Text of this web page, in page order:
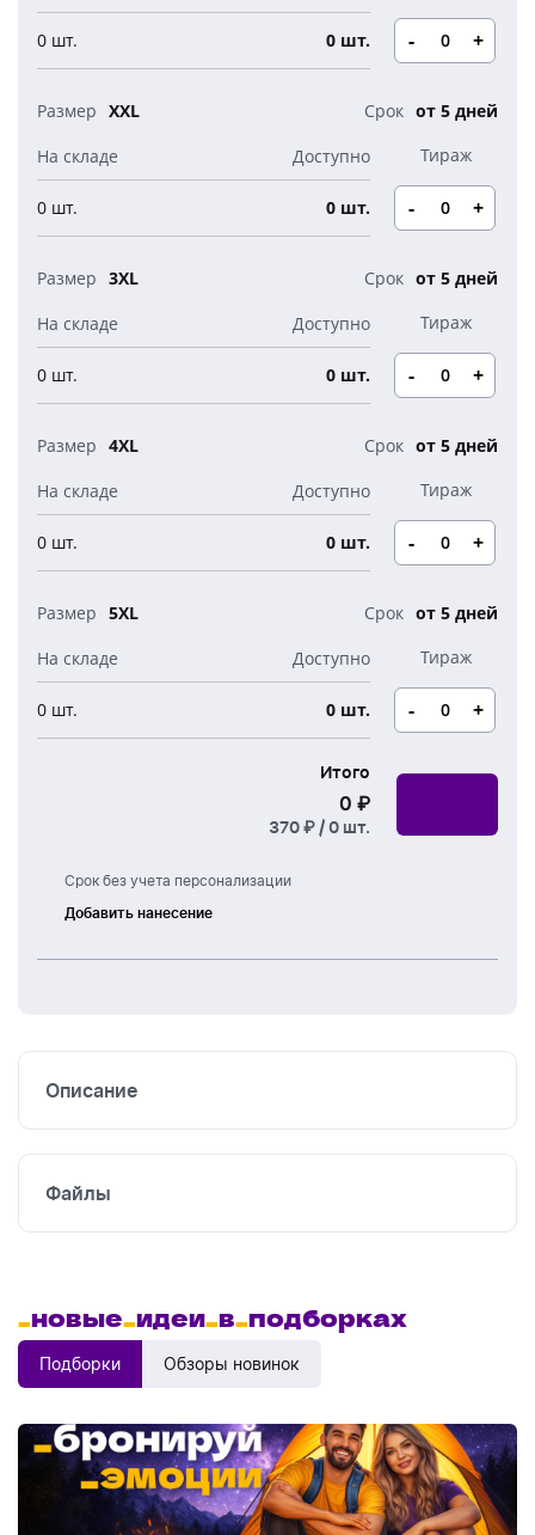
0 шт. 0 шт. - +
XXL от 5 дней
0 шт. 0 шт. - +
3XL от 5 дней
0 шт. 0 шт. - +
4XL от 5 дней
0 шт. 0 шт. - +
5XL от 5 дней
0 шт. 0 шт. - +
Срок без учета персонализации
Добавить нанесение
Шелкография
Итого
0 ₽
370 ₽ /0 шт.
Описание
Файлы
_новые_идеи_в_подборках
Подборки Обзоры новинок